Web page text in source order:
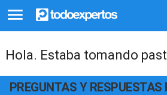
Hola. Estaba tomando
PREGUNTAS Y